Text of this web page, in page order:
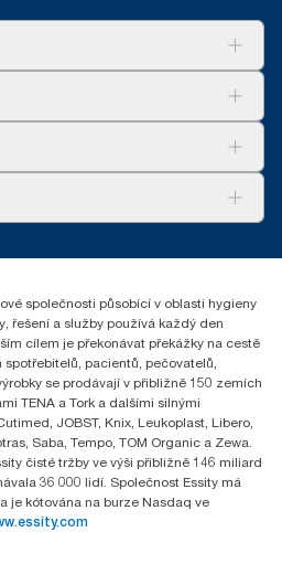
100/94
společnosti působící v oblasti hygieny
řešení a služby používá každý den
cílem je překonávat překážky na cestě
pacientů, pečovatelů,
se prodávají v přibližně 150 zemích
TENA a Tork a dalšími silnými
JOBST, Knix, Leukoplast, Libero,
Saba, Tempo, TOM Organic a Zewa.
čisté tržby ve výši přibližně 146 miliard
36 000 lidí. Společnost Essity má
je kótována na burze Nasdaq ve